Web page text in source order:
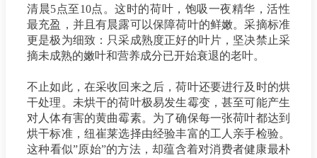
清晨5点至10点。这时的荷叶，饱吸一夜精华，活性
最充盈，并且有晨露可以保障荷叶的鲜嫩。采摘标准
更是极为细致：只采成熟度正好的叶片，坚决禁止采
摘未成熟的嫩叶和营养成分已开始衰退的老叶。
不止如此，在采收回来之后，荷叶还要进行及时的烘
干处理。未烘干的荷叶极易发生霉变，甚至可能产生
对人体有害的黄曲霉素。为了确保每一张荷叶都达到
烘干标准，纽崔莱选择由经验丰富的工人亲手检验。
这种看似”原始”的方法，却蕴含着对消费者健康最朴